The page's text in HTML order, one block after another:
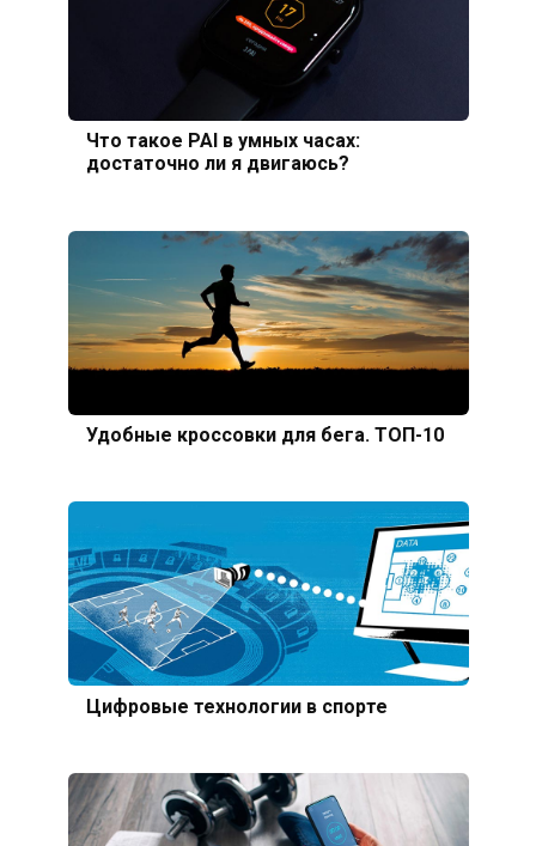
Что такое PAI в умных часах:
достаточно ли я двигаюсь?
Удобные кроссовки для бега. ТОП-10
Цифровые технологии в спорте